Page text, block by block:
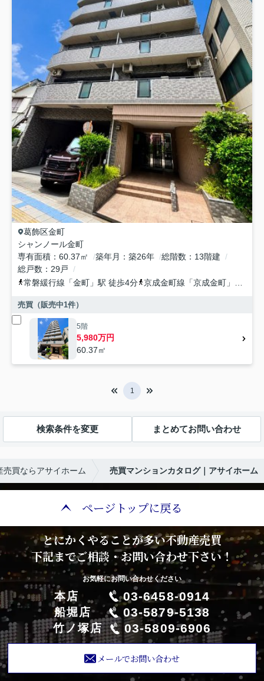
葛飾区金町
シャンノール金町
専有面積
60.37㎡ 築年月 築26年 総階数
13階建
総戸数
29戸
常磐緩行線 「金町 」駅 徒歩4分 京成金町線 「京成金町 」駅 徒歩3分
売買（販売中1件）
5階
5,980万円
60.37㎡
1
検索条件を変更 まとめてお問い合わせ
買ならアサイホーム 売買マンションカタログ｜アサイホーム
ページトップに戻る
とにかくやることが多い不動産売買
下記までご相談・お問い合わせ下さい！
お気軽にお問い合わせください
本店 03-6458-0914
船堀店 03-5879-5138
竹ノ塚店 03-5809-6906
メールでお問い合わせ